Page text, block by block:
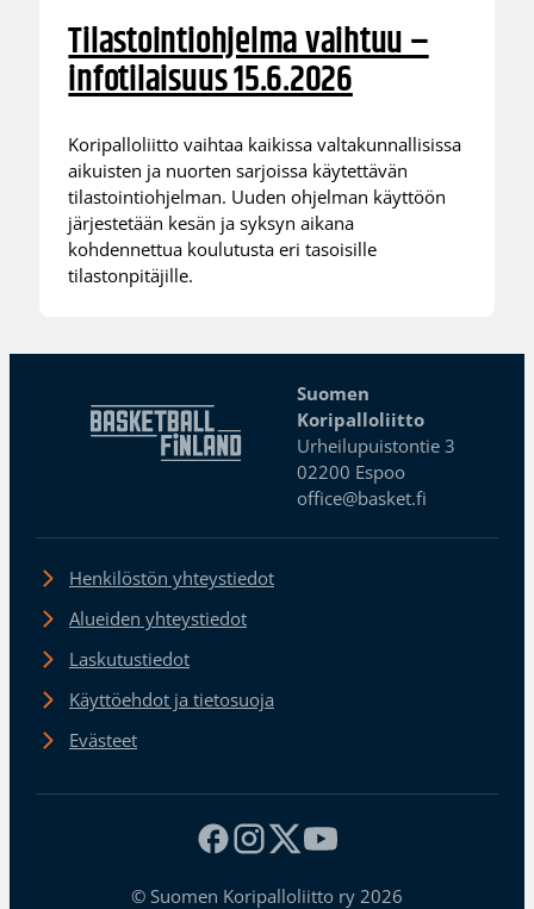
Tilastointiohjelma vaihtuu –
infotilaisuus 15.6.2026
Koripalloliitto vaihtaa kaikissa valtakunnallisissa
aikuisten ja nuorten sarjoissa käytettävän
tilastointiohjelman. Uuden ohjelman käyttöön
järjestetään kesän ja syksyn aikana
kohdennettua koulutusta eri tasoisille
tilastonpitäjille.
Suomen
Koripalloliitto
Urheilupuistontie 3
02200 Espoo
office@basket.fi
Henkilöstön yhteystiedot
Alueiden yhteystiedot
Laskutustiedot
Käyttöehdot ja tietosuoja
Evästeet
© Suomen Koripalloliitto ry 2026